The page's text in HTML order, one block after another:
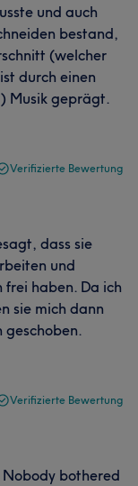
und auch
bestand,
(welcher
durch einen
Musik geprägt.
Verifizierte Bewertung
dass sie
und
frei haben. Da ich
sie mich dann
Verifizierte Bewertung
Nobody bothered